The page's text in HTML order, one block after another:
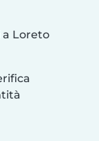
a Loreto